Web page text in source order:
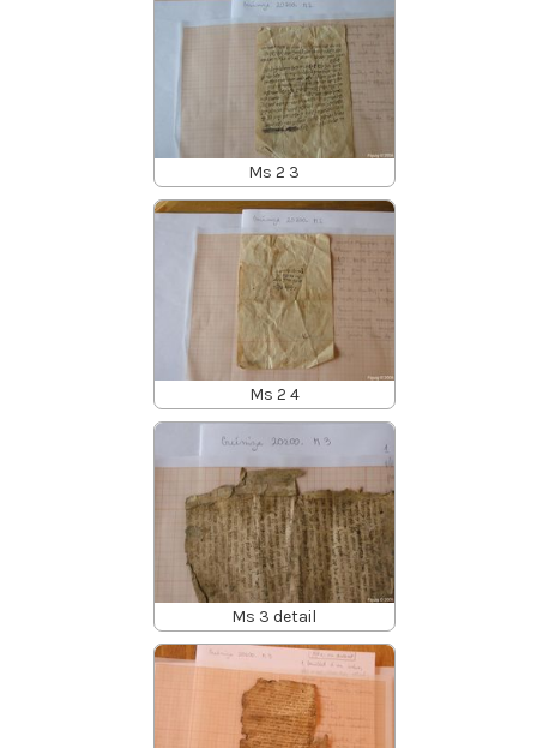
Ms 2 3
Ms 2 4
Ms 3 detail